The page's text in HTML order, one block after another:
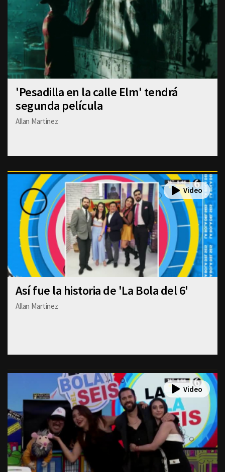
'Pesadilla en la calle Elm' tendrá
segunda película
Allan Martinez
Así fue la historia de 'La Bola del 6'
Allan Martinez